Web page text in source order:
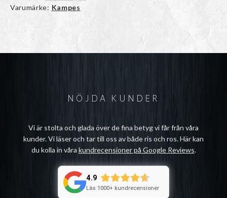
Varumärke: Kampes
NÖJDA KUNDER
Vi är stolta och glada över de fina betyg vi får från våra
kunder. Vi läser och tar till oss av både ris och ros. Här kan
du kolla in våra kundrecensioner på Google Reviews.
4.9
Läs 1000+ kundrecensioner